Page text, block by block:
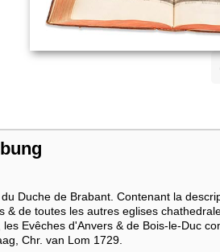
Duche de Brabant. Contenant la
& de toutes les autres eglises
Evêches d'Anvers & de Bois-le-Duc
Chr. van Lom 1729.